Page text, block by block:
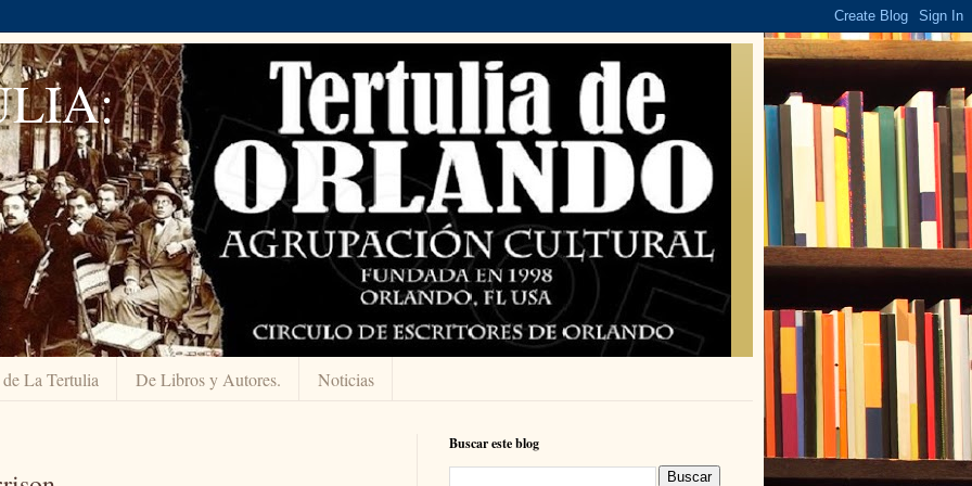
de La Tertulia De Libros y Autores. Noticias
Buscar este blog